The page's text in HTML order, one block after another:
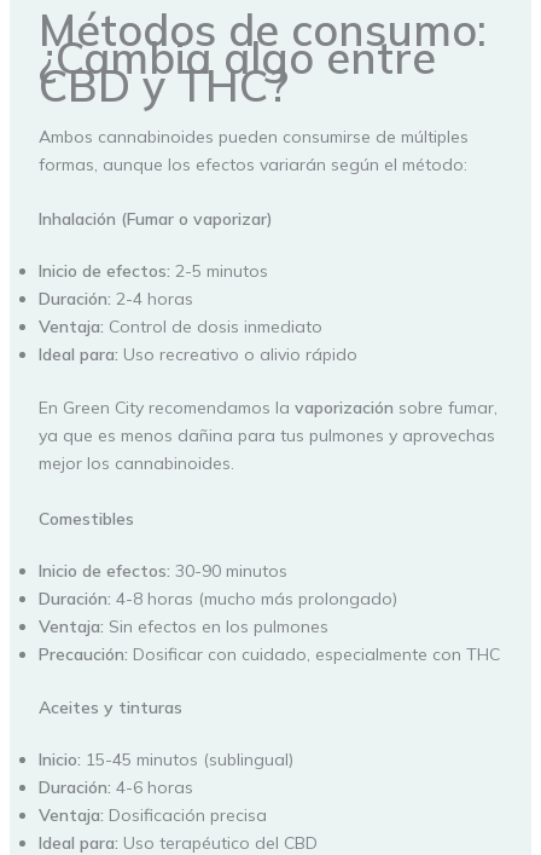
Métodos de consumo:
¿Cambia algo entre
CBD y THC?
Ambos cannabinoides pueden consumirse de múltiples
formas, aunque los efectos variarán según el método:
Inhalación (Fumar o vaporizar)
Inicio de efectos: 2-5 minutos
Duración: 2-4 horas
Ventaja: Control de dosis inmediato
Ideal para: Uso recreativo o alivio rápido
En Green City recomendamos la vaporización sobre fumar,
ya que es menos dañina para tus pulmones y aprovechas
mejor los cannabinoides.
Comestibles
Inicio de efectos: 30-90 minutos
Duración: 4-8 horas (mucho más prolongado)
Ventaja: Sin efectos en los pulmones
Precaución: Dosificar con cuidado, especialmente con THC
Aceites y tinturas
Inicio: 15-45 minutos (sublingual)
Duración: 4-6 horas
Ventaja: Dosificación precisa
Ideal para: Uso terapéutico del CBD